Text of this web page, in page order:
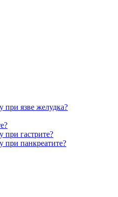
язве желудка?
гастрите?
панкреатите?